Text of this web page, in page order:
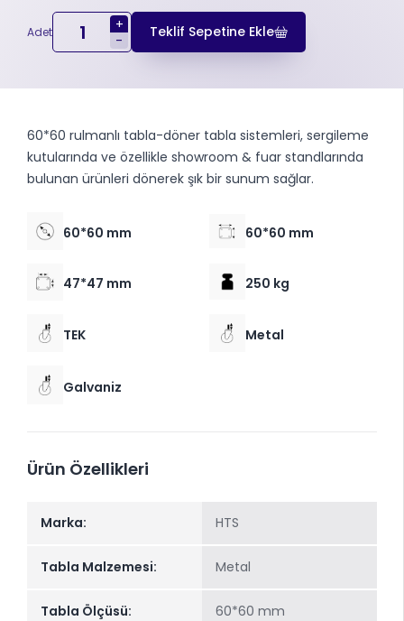
Adet
+
-
Teklif Sepetine Ekle
60*60 rulmanlı tabla-döner tabla sistemleri, sergileme
kutularında ve özellikle showroom & fuar standlarında
bulunan ürünleri dönerek şık bir sunum sağlar.
60*60 mm 60*60 mm
47*47 mm 250 kg
TEK Metal
Galvaniz
Ürün Özellikleri
Marka: HTS
Tabla Malzemesi: Metal
Tabla Ölçüsü: 60*60 mm